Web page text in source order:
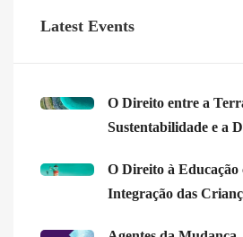
Latest Events
O Direito entre a
Sustentabilidade e a
O Direito à Educação
Integração das